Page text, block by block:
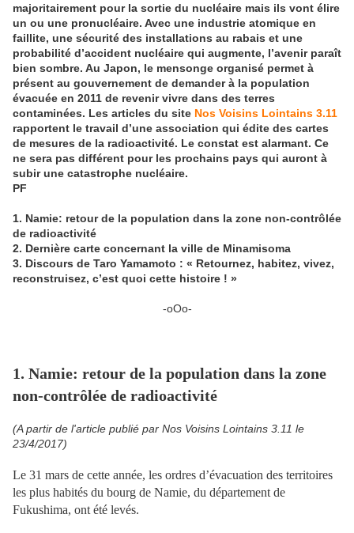
majoritairement pour la sortie du nucléaire mais ils vont élire
un ou une pronucléaire. Avec une industrie atomique en
faillite, une sécurité des installations au rabais et une
probabilité d’accident nucléaire qui augmente, l’avenir paraît
bien sombre. Au Japon, le mensonge organisé permet à
présent au gouvernement de demander à la population
évacuée en 2011 de revenir vivre dans des terres
contaminées. Les articles du site Nos Voisins Lointains 3.11
rapportent le travail d’une association qui édite des cartes
de mesures de la radioactivité. Le constat est alarmant. Ce
ne sera pas différent pour les prochains pays qui auront à
subir une catastrophe nucléaire.
PF
1. Namie: retour de la population dans la zone non-contrôlée
de radioactivité
2. Dernière carte concernant la ville de Minamisoma
3. Discours de Taro Yamamoto : « Retournez, habitez, vivez,
reconstruisez, c’est quoi cette histoire ! »
-oOo-
1. Namie: retour de la population dans la zone
non-contrôlée de radioactivité
(A partir de l'article publié par Nos Voisins Lointains 3.11 le
23/4/2017)
Le 31 mars de cette année, les ordres d’évacuation des territoires
les plus habités du bourg de Namie, du département de
Fukushima, ont été levés.